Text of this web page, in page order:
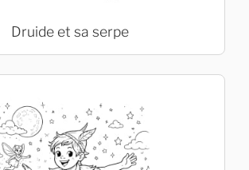
Druide et sa serpe